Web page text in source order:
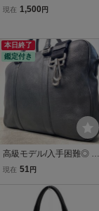
ド HUNTING WORLD ト
リーン バリスティックナ
イロン
現在 1,500 円
本日終了
鑑定付き
高級モデル/入手困難◎ B
ALLY バリー ビジネスバ
ンカーフスキン 牛革 A4フ
ァイル収納可 シボ革 シュ
現在 51円